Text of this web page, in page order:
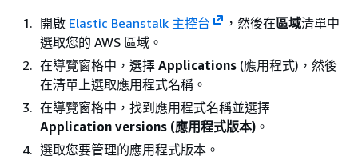
開啟 Elastic Beanstalk 主控台 ，然後在區域清單中
選取您的 AWS 區域。
在導覽窗格中，選擇 Applications (應用程式)，然後
在清單上選取應用程式名稱。
在導覽窗格中，找到應用程式名稱並選擇
Application versions (應用程式版本) 。
選取您要管理的應用程式版本。